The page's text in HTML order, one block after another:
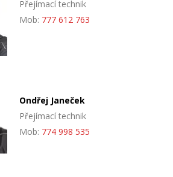
Přejímací technik
Mob: 777 612 763
Ondřej Janeček
Přejímací technik
Mob: 774 998 535